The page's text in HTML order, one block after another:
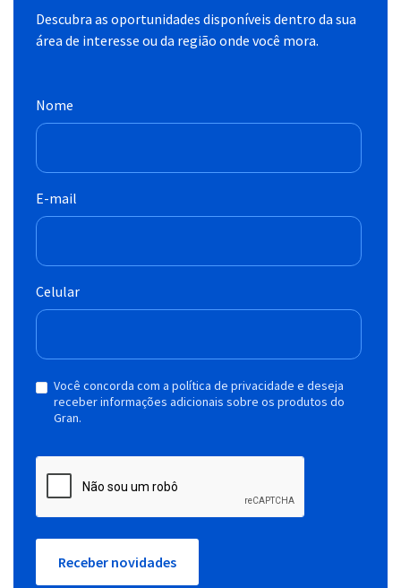
Descubra as oportunidades disponíveis dentro da sua
área de interesse ou da região onde você mora.
Nome
E-mail
Celular
Você concorda com a política de privacidade e deseja
receber informações adicionais sobre os produtos do
Gran.
Receber novidades